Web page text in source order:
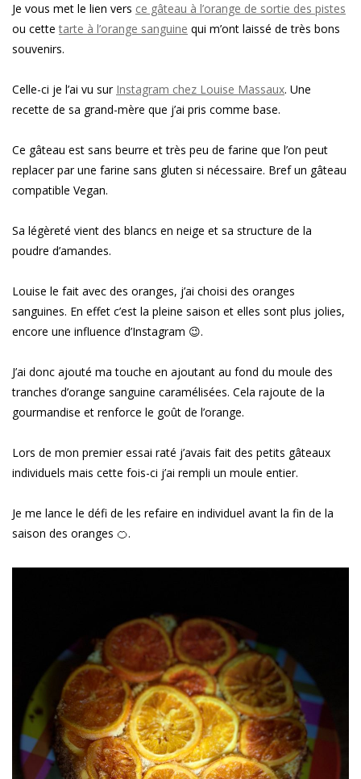
Je vous met le lien vers ce gâteau à l’orange de sortie des pistes
ou cettetarte à l’orange sanguine qui m’ont laissé de très bons
souvenirs.
Celle-ci je l’ai vu sur Instagram chez Louise Massaux. Une
recette de sa grand-mère que j’ai pris comme base.
Ce gâteau est sans beurre et très peu de farine que l’on peut
replacer par une farine sans gluten si nécessaire. Bref un gâteau
compatible Vegan.
Sa légèreté vient des blancs en neige et sa structure de la
poudre d’amandes.
Louise le fait avec des oranges, j’ai choisi des oranges
sanguines. En effet c’est la pleine saison et elles sont plus jolies,
encore une influence d’Instagram 😉.
J’ai donc ajouté ma touche en ajoutant au fond du moule des
tranches d’orange sanguine caramélisées. Cela rajoute de la
gourmandise et renforce le goût de l’orange.
Lors de mon premier essai raté j’avais fait des petits gâteaux
individuels mais cette fois-ci j’ai rempli un moule entier.
Je me lance le défi de les refaire en individuel avant la fin de la
saison des oranges 🍊.